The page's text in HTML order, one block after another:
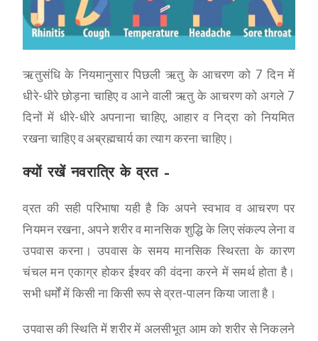
ऋतुसंधि के नियमानुसार पिछली ऋतु के आचरण को 7 दिन में
धीरे-धीरे छोड़ना चाहिए व आने वाली ऋतु के आचरण को अगले 7
दिनों में धीरे-धीरे अपनाना चाहिए, आहार व निद्रा को नियमित
रखना चाहिए व अब्रह्मचार्य का त्याग करना चाहिए।
क्यों रखें नवरात्रि के व्रत –
व्रत की सही परिभाषा यही है कि अपने स्वभाव व आचरण पर
नियमन रखना, अपने शरीर व मानसिक शुद्धि के लिए संकल्प लेना व
उपवास करना। उपवास के समय मानसिक स्थिरता के कारण
चंचल मन एकाग्र होकर ईश्वर की वंदना करने में समर्थ होता है।
सभी धर्मों में किसी ना किसी रूप से व्रत-पालन किया जाता है।
उपवास की स्थिति में शरीर में अलसीभूत आम को शरीर से निकलने